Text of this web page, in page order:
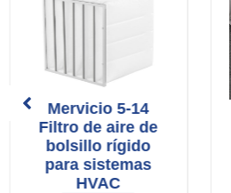
Mervicio 5-14
Filtro de aire de
bolsillo rígido
para sistemas
HVAC